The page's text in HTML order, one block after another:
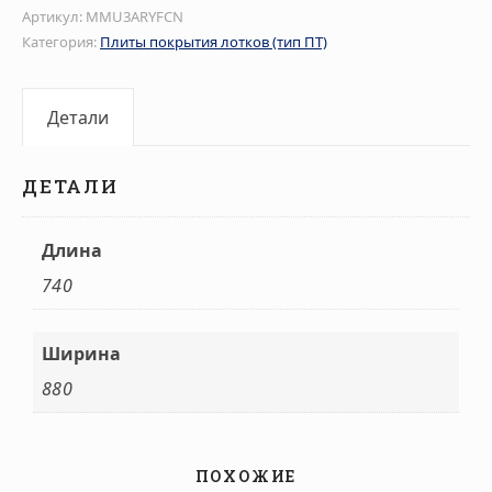
Артикул: MMU3ARYFCN
Категория: Плиты покрытия лотков (тип ПТ)
Детали
ДЕТАЛИ
Длина
740
Ширина
880
ПОХОЖИЕ